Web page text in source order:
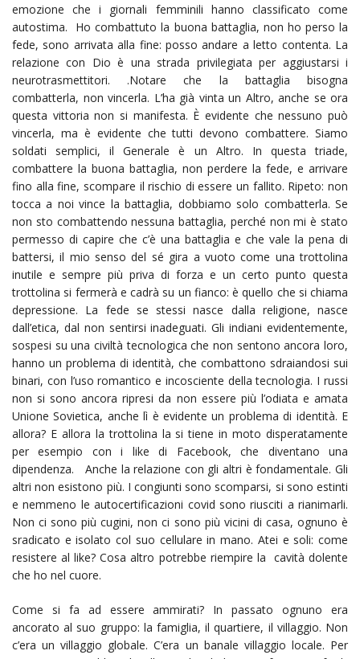
emozione che i giornali femminili hanno classificato come
autostima. Ho combattuto la buona battaglia, non ho perso la
fede, sono arrivata alla fine: posso andare a letto contenta. La
relazione con Dio è una strada privilegiata per aggiustarsi i
neurotrasmettitori. .Notare che la battaglia bisogna
combatterla, non vincerla. L’ha già vinta un Altro, anche se ora
questa vittoria non si manifesta. È evidente che nessuno può
vincerla, ma è evidente che tutti devono combattere. Siamo
soldati semplici, il Generale è un Altro. In questa triade,
combattere la buona battaglia, non perdere la fede, e arrivare
fino alla fine, scompare il rischio di essere un fallito. Ripeto: non
tocca a noi vince la battaglia, dobbiamo solo combatterla. Se
non sto combattendo nessuna battaglia, perché non mi è stato
permesso di capire che c’è una battaglia e che vale la pena di
battersi, il mio senso del sé gira a vuoto come una trottolina
inutile e sempre più priva di forza e un certo punto questa
trottolina si fermerà e cadrà su un fianco: è quello che si chiama
depressione. La fede se stessi nasce dalla religione, nasce
dall’etica, dal non sentirsi inadeguati. Gli indiani evidentemente,
sospesi su una civiltà tecnologica che non sentono ancora loro,
hanno un problema di identità, che combattono sdraiandosi sui
binari, con l’uso romantico e incosciente della tecnologia. I russi
non si sono ancora ripresi da non essere più l’odiata e amata
Unione Sovietica, anche lì è evidente un problema di identità. E
allora? E allora la trottolina la si tiene in moto disperatamente
per esempio con i like di Facebook, che diventano una
dipendenza. Anche la relazione con gli altri è fondamentale. Gli
altri non esistono più. I congiunti sono scomparsi, si sono estinti
e nemmeno le autocertificazioni covid sono riusciti a rianimarli.
Non ci sono più cugini, non ci sono più vicini di casa, ognuno è
sradicato e isolato col suo cellulare in mano. Atei e soli: come
resistere al like? Cosa altro potrebbe riempire la cavità dolente
che ho nel cuore.
Come si fa ad essere ammirati? In passato ognuno era
ancorato al suo gruppo: la famiglia, il quartiere, il villaggio. Non
c’era un villaggio globale. C’era un banale villaggio locale. Per